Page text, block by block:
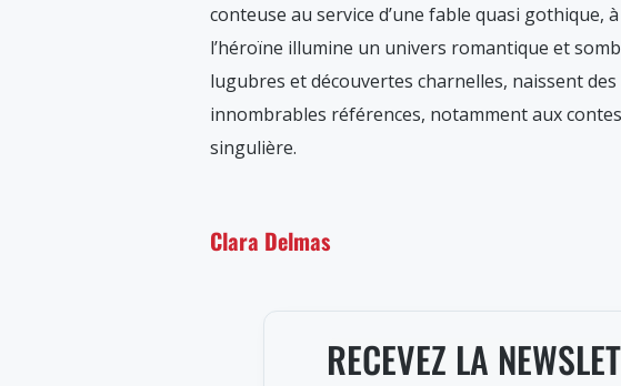
conteuse au service d’une fable quasi gothique,
l’héroïne illumine un univers romantique et
lugubres et découvertes charnelles, naissent
innombrables références, notamment aux
singulière.
Clara Delmas
RECEVEZ LA